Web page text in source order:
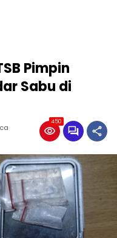
Pimpin
Sabu di
450